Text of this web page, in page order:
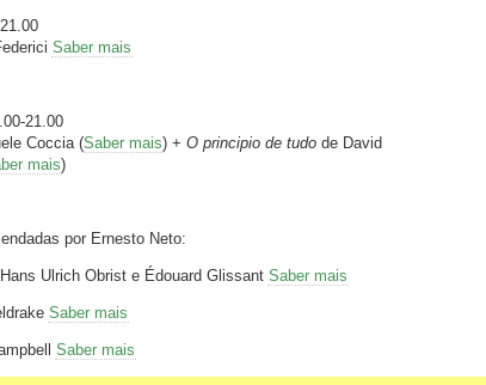
Saber mais
21.00
Coccia (Saber mais) + O principio de tudo de David
mais)
por Ernesto Neto:
Ulrich Obrist e Édouard Glissant Saber mais
Saber mais
Saber mais